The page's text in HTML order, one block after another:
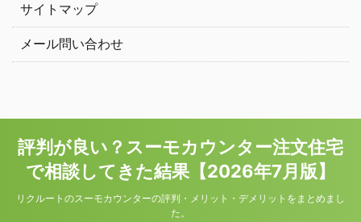
サイトマップ
メール問い合わせ
評判が良い？スーモカウンター注文住宅
で相談してきた結果【2026年7月版】
リクルートのスーモカウンターの評判・メリット・デメリットをまとめまし
た。